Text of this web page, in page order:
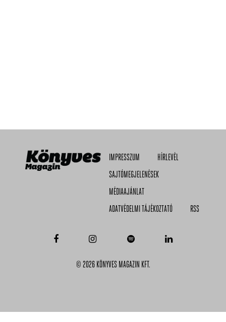
IMPRESSZUM
HÍRLEVÉL
SAJTÓMEGJELENÉSEK
MÉDIAAJÁNLAT
ADATVÉDELMI TÁJÉKOZTATÓ
RSS
© 2026 KÖNYVES MAGAZIN KFT.